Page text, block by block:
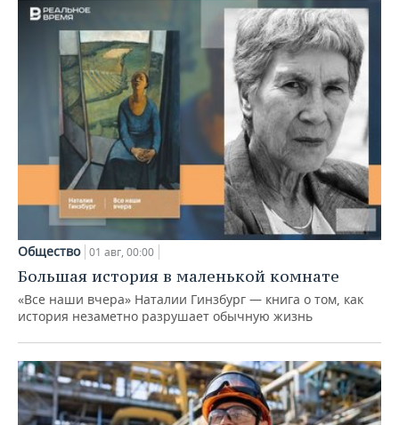
Общество 01 авг, 00:00
Большая история в маленькой комнате
«Все наши вчера» Наталии Гинзбург — книга о том, как
история незаметно разрушает обычную жизнь